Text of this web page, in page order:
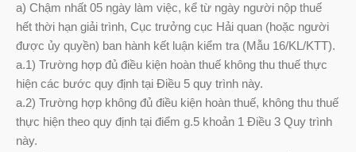
a) Chậm nhất 05 ngày làm việc, kể từ ngày người nộp thuế
hết thời hạn giải trình, Cục trưởng cục Hải quan (hoặc người
được ủy quyền) ban hành kết luận kiểm tra (Mẫu 16/KL/KTT).
a.1) Trường hợp đủ điều kiện hoàn thuế không thu thuế thực
hiện các bước quy định tại Điều 5 quy trình này.
a.2) Trường hợp không đủ điều kiện hoàn thuế, không thu thuế
thực hiện theo quy định tại điểm g.5 khoản 1 Điều 3 Quy trình
này.